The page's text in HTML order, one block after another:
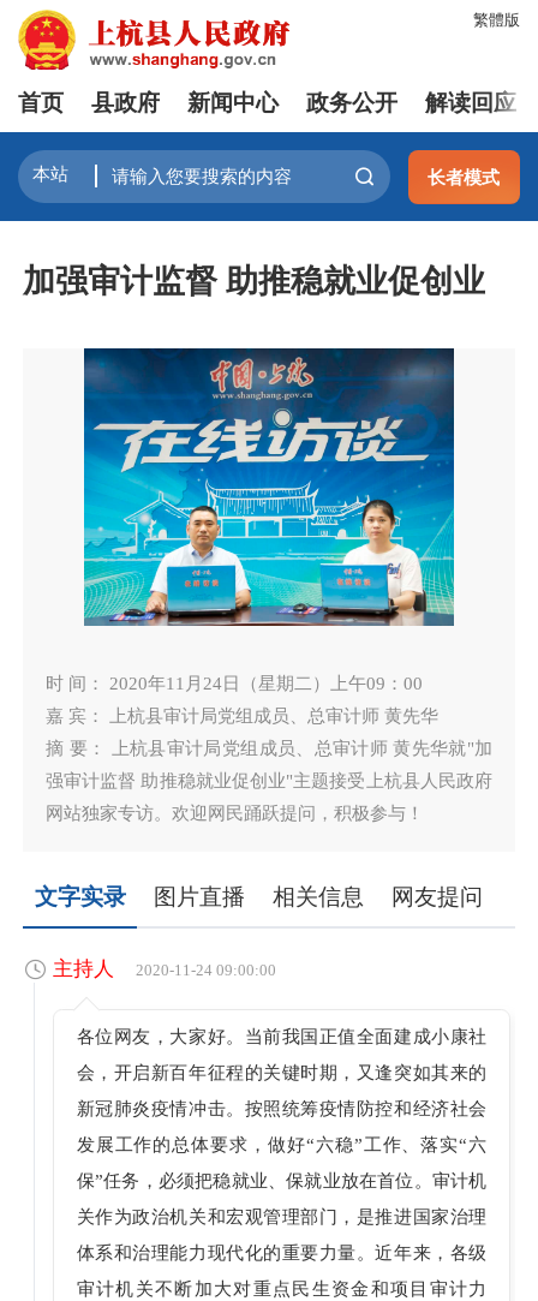
繁體版
首页 县政府 新闻中心 政务公开 解读回应
长者模式
加强审计监督 助推稳就业促创业
时 间： 2020年11月24日（星期二）上午09：00
嘉 宾： 上杭县审计局党组成员、总审计师 黄先华
摘 要： 上杭县审计局党组成员、总审计师 黄先华就"加
强审计监督 助推稳就业促创业"主题接受上杭县人民政府
网站独家专访。欢迎网民踊跃提问，积极参与！
文字实录 图片直播 相关信息 网友提问
主持人 2020-11-24 09:00:00
各位网友，大家好。当前我国正值全面建成小康社
会，开启新百年征程的关键时期，又逢突如其来的
新冠肺炎疫情冲击。按照统筹疫情防控和经济社会
发展工作的总体要求，做好“六稳”工作、落实“六
保”任务，必须把稳就业、保就业放在首位。审计机
关作为政治机关和宏观管理部门，是推进国家治理
体系和治理能力现代化的重要力量。近年来，各级
审计机关不断加大对重点民生资金和项目审计力